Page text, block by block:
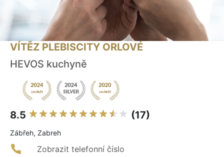
VÍTĚZ PLEBISCITY ORLOVÉ
HEVOS kuchyně
8.5 (17)
Zábřeh, Zabreh
Zobrazit telefonní číslo